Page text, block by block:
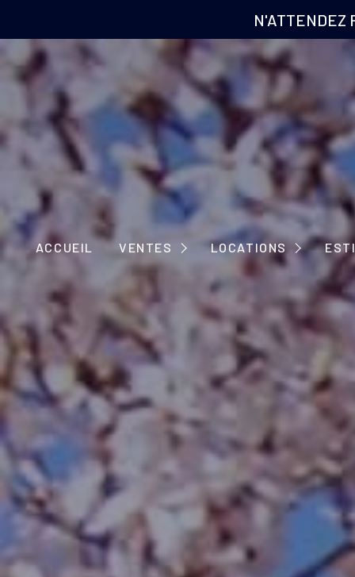
N'ATTENDEZ
ACCUEIL VENTES
MAISONS
IMMEUBLES
TERRAINS
LOCATIONS
MAISONS
APPARTEMENTS